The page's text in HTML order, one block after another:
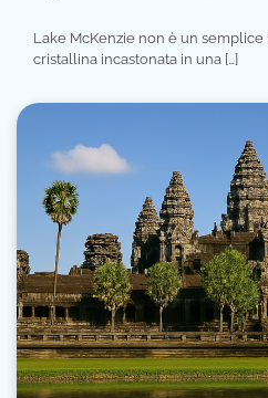
Lake McKenzie non è un semplice
cristallina incastonata in una […]